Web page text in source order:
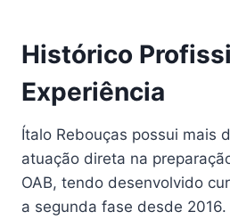
Histórico
Experiência
Ítalo Rebouças possui mais
atuação direta na
OAB, tendo desenvolvido
a segunda fase desde